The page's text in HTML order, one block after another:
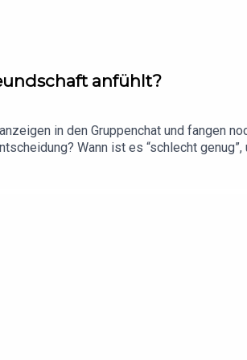
anfühlt?
in den Gruppenchat und fangen
Wann ist es “schlecht genug”,
Community-Geschichten gesammelt und
Wenn ihr dabei sein wollt: Für Wien